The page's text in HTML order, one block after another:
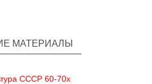
МАТЕРИАЛЫ
СССР 60-70х